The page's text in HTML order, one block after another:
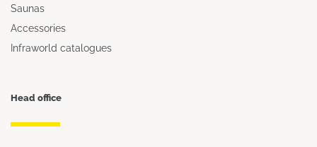
Saunas
Accessories
Infraworld catalogues
Head office